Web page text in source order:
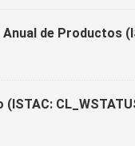
de Productos